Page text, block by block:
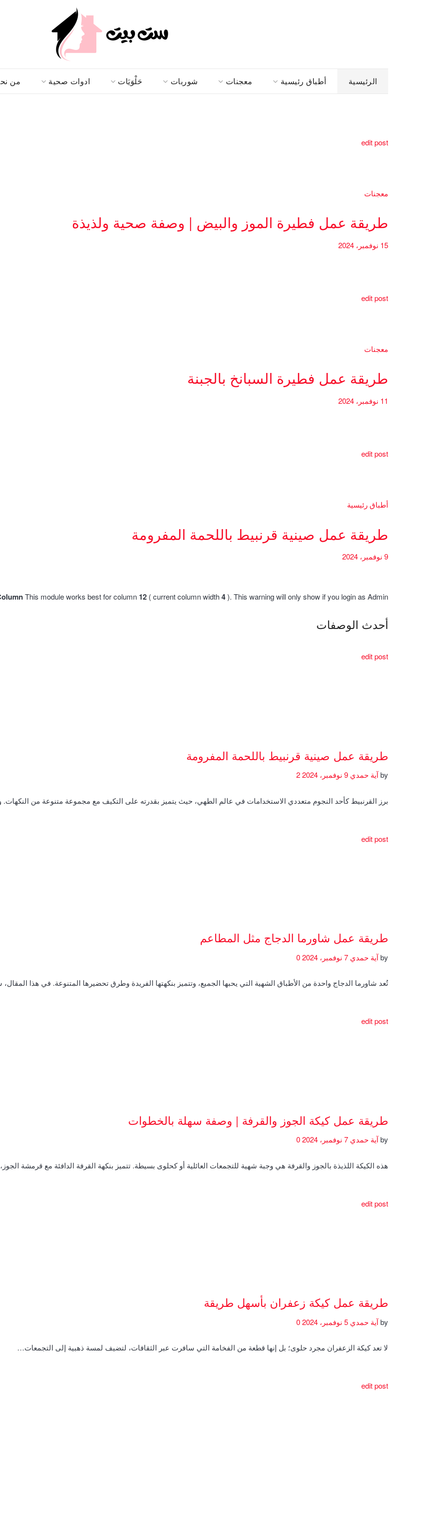
الرئيسية أطباق رئيسية معجنات شوربات حَلْوَيَات ادوات صحية من
edit post
معجنات
طريقة عمل فطيرة الموز والبيض | وصفة صحية ولذيذة
15 نوفمبر، 2024
edit post
معجنات
طريقة عمل فطيرة السبانخ بالجبنة
11 نوفمبر، 2024
edit post
أطباق رئيسية
طريقة عمل صينية قرنبيط باللحمة المفرومة
9 نوفمبر، 2024
This module works best for column 12 ( current column width4). This warning will only show if you login as Admin.
أحدث الوصفات
edit post
طريقة عمل صينية قرنبيط باللحمة المفرومة
byآية حمدي
برز القرنبيط كأحد النجوم متعددي الاستخدامات في عالم الطهي، حيث يتميز بقدرته على التكيف مع مجموعة متنوعة من
edit post
طريقة عمل شاورما الدجاج مثل المطاعم
byآية حمدي
تُعد شاورما الدجاج واحدة من الأطباق الشهية التي يحبها الجميع، وتتميز بنكهتها الفريدة وطرق تحضيرها المتنوعة. في هذا
edit post
طريقة عمل كيكة الجوز والقرفة | وصفة سهلة بالخطوات
byآية حمدي
هذه الكيكة اللذيذة بالجوز والقرفة هي وجبة شهية للتجمعات العائلية أو كحلوى بسيطة. تتميز بنكهة القرفة الدافئة مع قرمشة
edit post
طريقة عمل كيكة زعفران بأسهل طريقة
byآية حمدي
لا تعد كيكة الزعفران مجرد حلوى؛ بل إنها قطعة من الفخامة التي سافرت عبر الثقافات، لتضيف لمسة ذهبية إلى التجمعات…
edit post